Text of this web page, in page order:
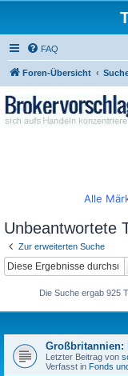
FAQ
Foren-Übersicht
Alle
Unbeantwortete
Zur erweiterten Suche
Die Suche ergab 925
Großbritannien:
Letzter Beitrag von
Verfasst in Fonds